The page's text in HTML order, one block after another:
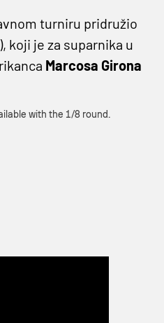
turniru pridružio
koji je za suparnika u
Marcosa Girona